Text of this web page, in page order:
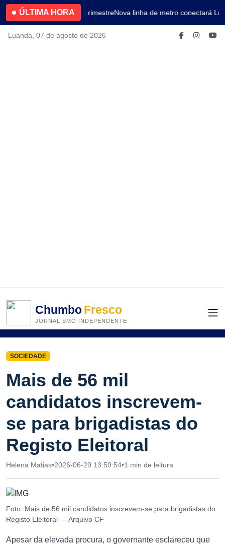
ÚLTIMA HORA
4.2% no primeiro trimestreNova linha de metro conectará
Luanda, 07 de agosto de 2026
ChumboFresco
JORNALISMO INDEPENDENTE
SOCIEDADE
Mais de 56 mil
candidatos inscrevem-
se para brigadistas do
Registo Eleitoral
Helena Matias•2026-06-29 13:59:54•1 min de leitura
Foto: Mais de 56 mil candidatos inscrevem-se para brigadistas do
Registo Eleitoral — Arquivo CF
Apesar da elevada procura, o governante esclareceu que